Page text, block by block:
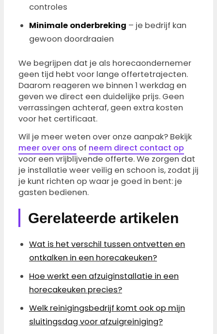
controles
Minimale onderbreking – je bedrijf kan
gewoon doordraaien
We begrijpen dat je als horecaondernemer
geen tijd hebt voor lange offertetrajecten.
Daarom reageren we binnen 1 werkdag en
geven we direct een duidelijke prijs. Geen
verrassingen achteraf, geen extra kosten
voor het certificaat.
Wil je meer weten over onze aanpak? Bekijk
meer over ons of neem direct contact op
voor een vrijblijvende offerte. We zorgen dat
je installatie weer veilig en schoon is, zodat jij
je kunt richten op waar je goed in bent: je
gasten bedienen.
Gerelateerde artikelen
Wat is het verschil tussen ontvetten en
ontkalken in een horecakeuken?
Hoe werkt een afzuiginstallatie in een
horecakeuken precies?
Welk reinigingsbedrijf komt ook op mijn
sluitingsdag voor afzuigreiniging?